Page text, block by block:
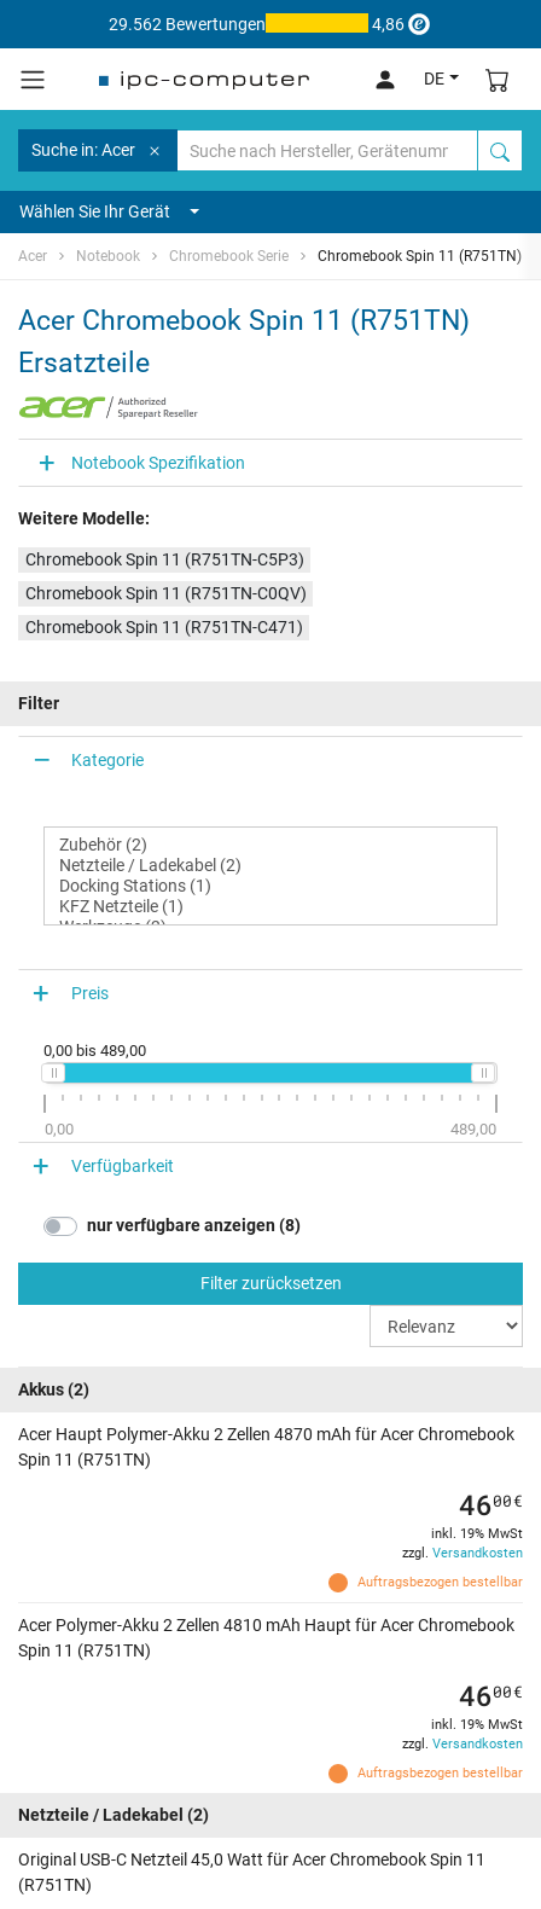
29.562 Bewertungen 4,86
DE
Suche in: Acer
Wählen Sie Ihr Gerät
Acer Notebook Chromebook Serie Chromebook Spin 11 (R751TN)
Acer Chromebook Spin 11 (R751TN)
Ersatzteile
Notebook Spezifikation
Weitere Modelle:
Chromebook Spin 11 (R751TN-C5P3)
Chromebook Spin 11 (R751TN-C0QV)
Chromebook Spin 11 (R751TN-C471)
Filter
Kategorie
Preis
0,00 bis 489,00
0,00 489,00
Verfügbarkeit
nur verfügbare anzeigen (8)
Filter zurücksetzen
Akkus(2)
Acer Haupt Polymer-Akku 2 Zellen 4870 mAh für Acer Chromebook
Spin 11 (R751TN)
Auftragsbezogen bestellbar
4600€
inkl. 19% MwSt
zzgl. Versandkosten
Acer Polymer-Akku 2 Zellen 4810 mAh Haupt für Acer Chromebook
Spin 11 (R751TN)
Auftragsbezogen bestellbar
4600€
inkl. 19% MwSt
zzgl. Versandkosten
Netzteile / Ladekabel (2)
Original USB-C Netzteil 45,0 Watt für Acer Chromebook Spin 11
(R751TN)